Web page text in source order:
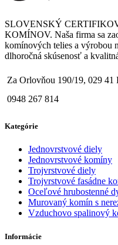
SLOVENSKÝ
KOMÍNOV. Naša firma sa
komínových telies a výrobou
dlhoročná skúsenosť a
Za Orlovňou 190/19, 029 41
0948 267 814
Kategórie
Jednovrstvové diely
Jednovrstvové komíny
Trojvrstvové diely
Trojvrstvové fasádne
Oceľové hrubostenné
Murovaný komín s
Vzduchovo spalinový
Informácie